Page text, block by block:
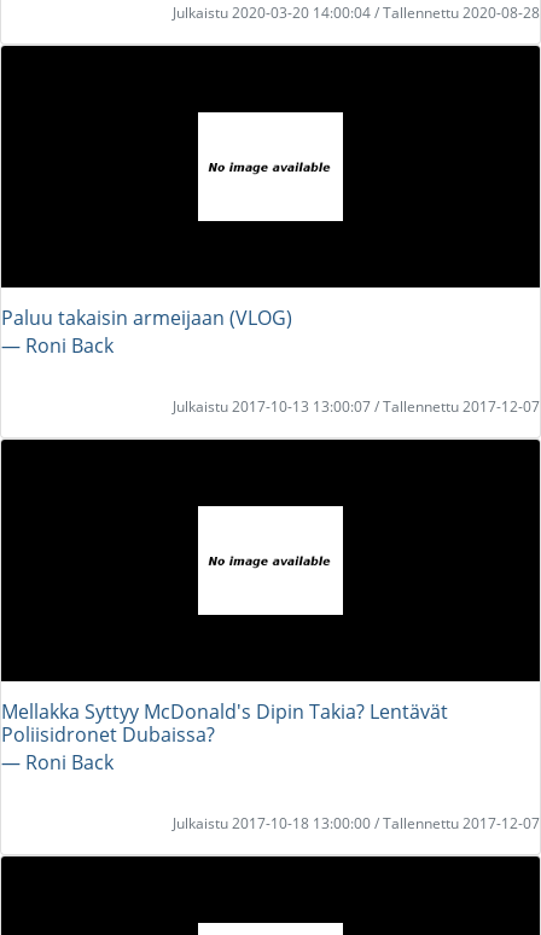
Julkaistu 2020-03-20 14:00:04 / Tallennettu 2020-08-28
Paluu takaisin armeijaan (VLOG)
― Roni Back
Julkaistu 2017-10-13 13:00:07 / Tallennettu 2017-12-07
Mellakka Syttyy McDonald's Dipin Takia? Lentävät
Poliisidronet Dubaissa?
― Roni Back
Julkaistu 2017-10-18 13:00:00 / Tallennettu 2017-12-07